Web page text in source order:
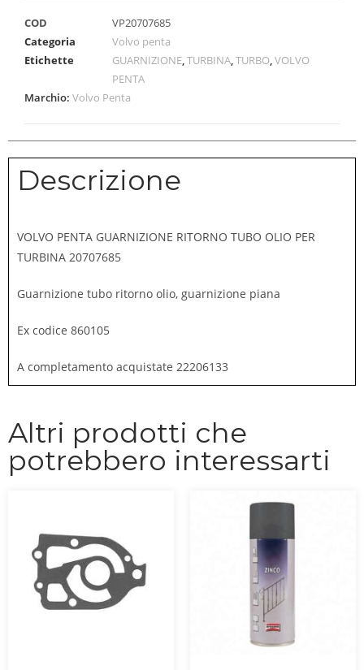
COD
VP20707685
Categoria
Volvo penta
Etichette
GUARNIZIONE,TURBINA,TURBO,VOLVO
PENTA
Marchio: Volvo Penta
Descrizione
VOLVO PENTA GUARNIZIONE RITORNO TUBO OLIO PER
TURBINA 20707685
Guarnizione tubo ritorno olio, guarnizione piana
Ex codice 860105
A completamento acquistate 22206133
Altri prodotti che
potrebbero interessarti